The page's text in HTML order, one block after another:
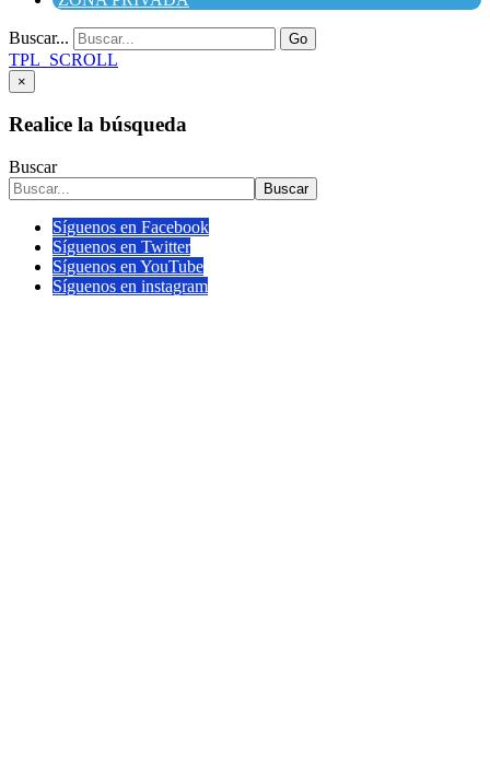
Buscar... Go
TPL_SCROLL
×
Realice la búsqueda
Buscar
Buscar
Síguenos en Facebook
Síguenos en Twitter
Síguenos en YouTube
Síguenos en instagram